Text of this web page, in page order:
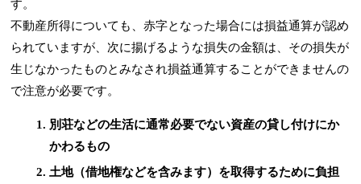
す。
不動産所得についても、赤字となった場合には損益通算が認め
られていますが、次に揚げるような損失の金額は、その損失が
生じなかったものとみなされ損益通算することができませんの
で注意が必要です。
別荘などの生活に通常必要でない資産の貸し付けにか
かわるもの
土地（借地権などを含みます）を取得するために負担